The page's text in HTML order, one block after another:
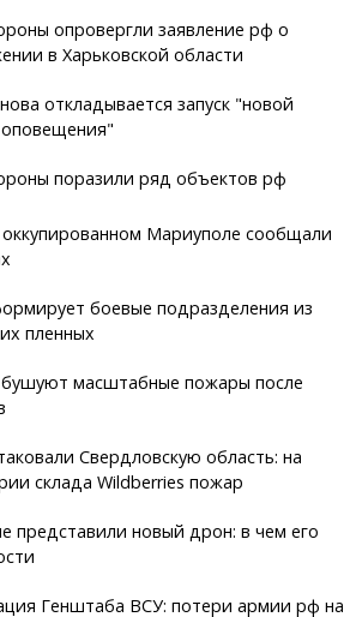
опровергли заявление рф о
в Харьковской области
откладывается запуск "новой
поразили ряд объектов рф
Мариуполе сообщали
боевые подразделения из
пленных
масштабные пожары после
Свердловскую область: на
склада Wildberries пожар
представили новый дрон: в чем его
Генштаба ВСУ: потери армии рф на